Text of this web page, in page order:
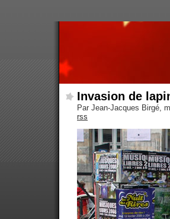
Invasion de
Par Jean-Jacques Birgé,
rss